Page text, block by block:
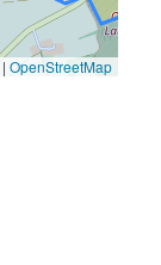
| OpenStreetMap